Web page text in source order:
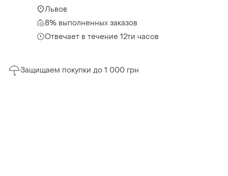
Львов
8% выполненных заказов
Отвечает в течение 12ти часов
Защищаем покупки до 1 000 грн